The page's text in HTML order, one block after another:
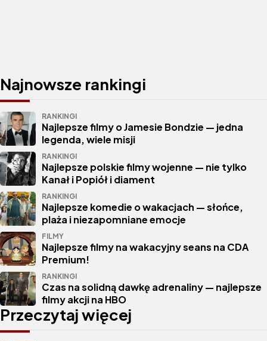
Najnowsze rankingi
RANKINGI
Najlepsze filmy o Jamesie Bondzie — jedna
legenda, wiele misji
RANKINGI
Najlepsze polskie filmy wojenne — nie tylko
Kanał i Popiół i diament
RANKINGI
Najlepsze komedie o wakacjach — słońce,
plaża i niezapomniane emocje
FILMY
Najlepsze filmy na wakacyjny seans na CDA
Premium!
RANKINGI
Czas na solidną dawkę adrenaliny — najlepsze
filmy akcji na HBO
Przeczytaj więcej